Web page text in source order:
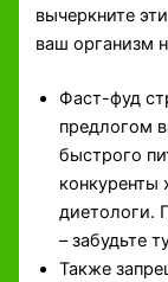
вычеркните
ваш организм
Фаст-фуд
предлогом
быстрого
конкуренты
диетологи.
– забудьте
Также